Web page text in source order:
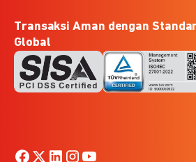
Transaksi Aman dengan
Global